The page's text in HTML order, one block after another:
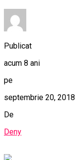
Publicat
acum 8 ani
pe
septembrie 20, 2018
De
Deny